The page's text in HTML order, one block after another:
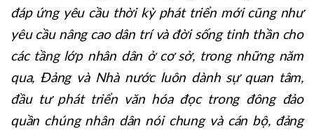
đáp ứng yêu cầu thời kỳ phát triển mới cũng như
yêu cầu nâng cao dân trí và đời sống tinh thần cho
các tầng lớp nhân dân ở cơ sở, trong những năm
qua, Đảng và Nhà nước luôn dành sự quan tâm,
đầu tư phát triển văn hóa đọc trong đông đảo
quần chúng nhân dân nói chung và cán bộ, đảng